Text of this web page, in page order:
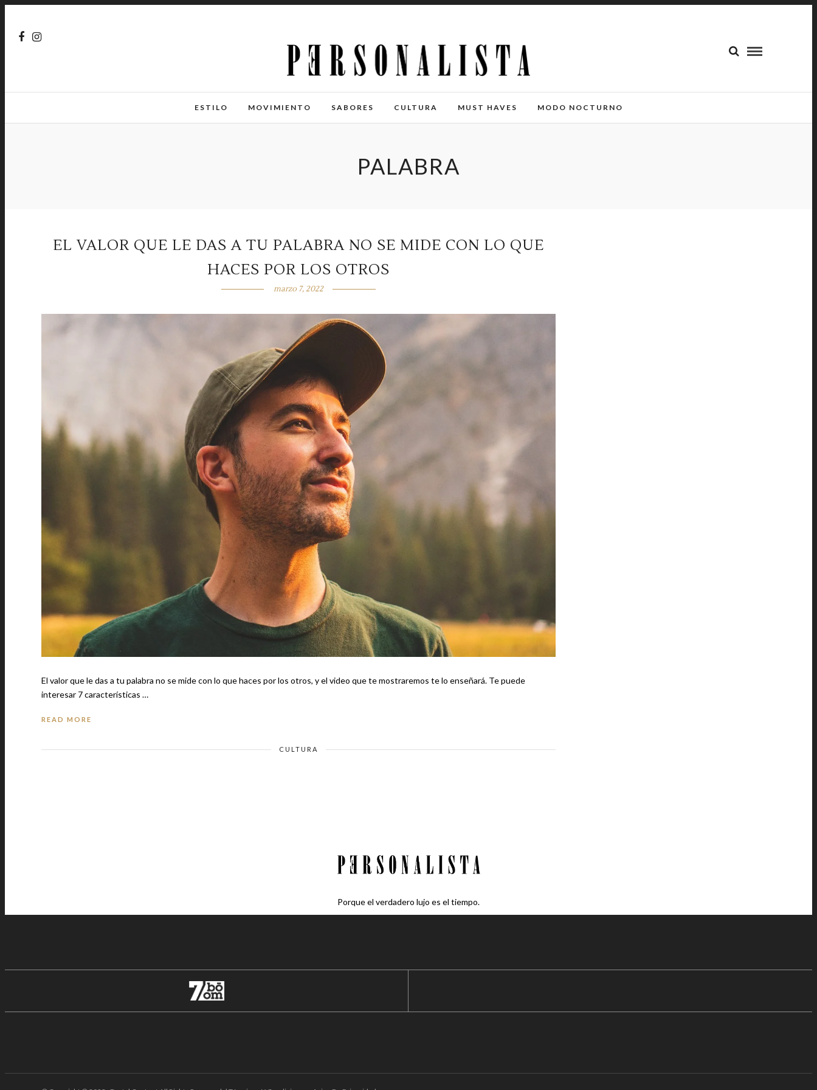
ESTILO MOVIMIENTO SABORES CULTURA MUST HAVES MODO NOCTURNO
PALABRA
EL VALOR QUE LE DAS A TU PALABRA NO SE MIDE CON LO QUE
HACES POR LOS OTROS
marzo 7, 2022
El valor que le das a tu palabra no se mide con lo que haces por los otros, y el video que te mostraremos te lo enseñará. Te puede
interesar 7 características …
READ MORE
CULTURA
Porque el verdadero lujo es el tiempo.